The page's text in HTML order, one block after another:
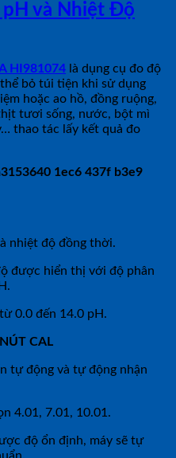
và Nhiệt Độ
HI981074 là dụng cụ đo độ
bỏ túi tiện khi sử dụng
hoặc ao hồ, đồng ruộng,
tươi sống, nước, bột mì
thao tác lấy kết quả đo
nhiệt độ đồng thời.
được hiển thị với độ phân
0.0 đến 14.0 pH.
CAL
tự động và tự động nhận
4.01, 7.01, 10.01.
độ ổn định, máy sẽ tự